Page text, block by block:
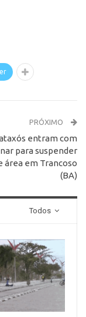
PRÓXIMO
entram com
para suspender
área em Trancoso
(BA)
Todos